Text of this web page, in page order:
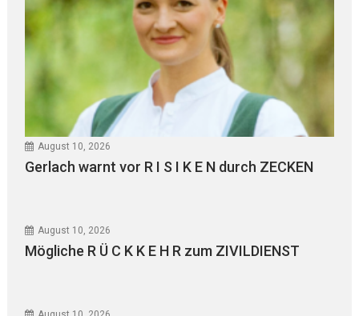
August 10, 2026
Gerlach warnt vor R I S I K E N durch ZECKEN
August 10, 2026
Mögliche R Ü C K K E H R zum ZIVILDIENST